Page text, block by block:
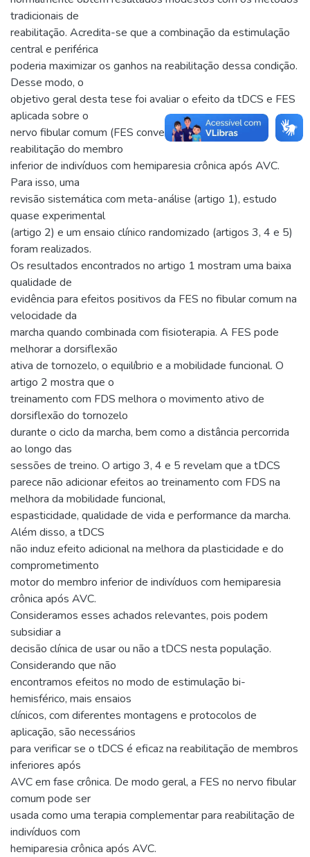
tradicionais de
reabilitação. Acredita-se que a combinação da estimulação
central e periférica
poderia maximizar os ganhos na reabilitação dessa condição.
Desse modo, o
objetivo geral desta tese foi avaliar o efeito da tDCS e FES
aplicada sobre o
nervo fibular comum (FES convencional ou FDS) na
reabilitação do membro
inferior de indivíduos com hemiparesia crônica após AVC.
Para isso, uma
revisão sistemática com meta-análise (artigo 1), estudo
quase experimental
(artigo 2) e um ensaio clínico randomizado (artigos 3, 4 e 5)
foram realizados.
Os resultados encontrados no artigo 1 mostram uma baixa
qualidade de
evidência para efeitos positivos da FES no fibular comum na
velocidade da
marcha quando combinada com fisioterapia. A FES pode
melhorar a dorsiflexão
ativa de tornozelo, o equilíbrio e a mobilidade funcional. O
artigo 2 mostra que o
treinamento com FDS melhora o movimento ativo de
dorsiflexão do tornozelo
durante o ciclo da marcha, bem como a distância percorrida
ao longo das
sessões de treino. O artigo 3, 4 e 5 revelam que a tDCS
parece não adicionar efeitos ao treinamento com FDS na
melhora da mobilidade funcional,
espasticidade, qualidade de vida e performance da marcha.
Além disso, a tDCS
não induz efeito adicional na melhora da plasticidade e do
comprometimento
motor do membro inferior de indivíduos com hemiparesia
crônica após AVC.
Consideramos esses achados relevantes, pois podem
subsidiar a
decisão clínica de usar ou não a tDCS nesta população.
Considerando que não
encontramos efeitos no modo de estimulação bi-
hemisférico, mais ensaios
clínicos, com diferentes montagens e protocolos de
aplicação, são necessários
para verificar se o tDCS é eficaz na reabilitação de membros
inferiores após
AVC em fase crônica. De modo geral, a FES no nervo fibular
comum pode ser
usada como uma terapia complementar para reabilitação de
indivíduos com
hemiparesia crônica após AVC.